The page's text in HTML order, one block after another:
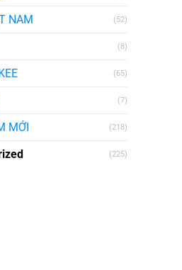
NAM (52)
(8)
(65)
(7)
MỚI (218)
(225)